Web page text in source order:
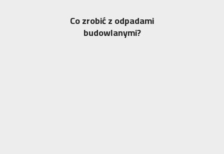
Co zrobić z odpadami
budowlanymi?